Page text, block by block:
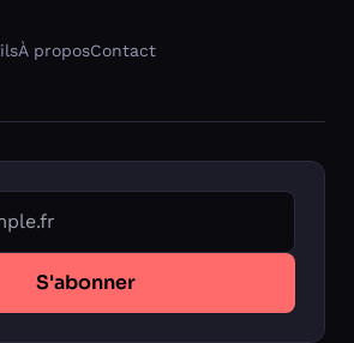
À proposContact
S'abonner
Substack s'ouvrira pour